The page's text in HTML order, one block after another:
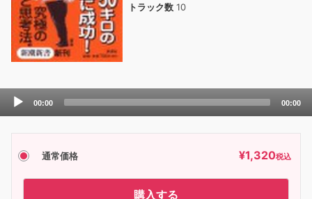
トラック数 10
Audio
Player
00:00 00:00
通常価格 ¥1,320税込
購入する